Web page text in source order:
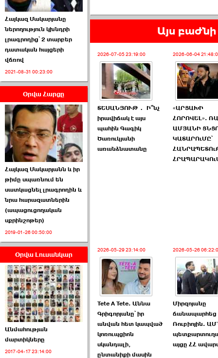
Ամենաշատը էսօրվանից
էի վախենում.Նիկոլայ
Եղիազարյան ›››
2026-07-05 23:19:00
ՏԵՍԱՆՅՈՒԹ․ Ի՞նչ
իրավիճակ է այս ›››
2026-07-04 10:40:00
Սահմանադրական
դատարանը մերժեց ›››
2026-07-02 00:39:00
ՈՒՂԻՂ․ ԱԺ-ն
Հայկազ Մակարյանը
ներողություն կխնդրի
լրագրողից՝ 2 տարբեր
դատական հայցերի
վճռով
2021-08-31 00:23:00
Օրվա Հարցը
Հայկազ Մակարյանն և իր
թիմը սպառնում են
սատկացնել լրագրողին և
նրա հարազատներին
(ապացուցողական
սքրինշոթեր)
2019-01-26 00:50:00
Օրվա Լուսանկար
Անմահության
մարտիկները
2017-04-17 23:14:00
Այս բաժնի
2026-07-05 23:19:00
ՏԵՍԱՆՅՈՒԹ․ Ի՞նչ
իրավիճակ է այս
պահին Գագիկ
Ծառուկյանի
առանձնատանը
2026-06-04
«ԱՐՑԱԽԻ
ՀՈՐՈՎԵԼ».
ԱՄՅԱՆԻ
ԿԱՏԱՐՈւՄԸ՝
2026-05-29 23:14:00
Tete A Tete. Աննա
Գրիգորյանը՝ իր
անվան հետ կապված
կոռուպցիոն
սկանդալի,
ընտանիքի մասին
2026-05-26
Միրզոյանը
ճանապարհեց
Ռուբիոյին.
այցը ՀՀ